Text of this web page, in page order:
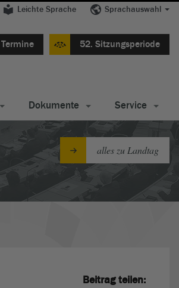
Leichte Sprache Sprachauswahl
Termine 52. Sitzungsperiode
Dokumente Service
alles zu Landtag
Beitrag teilen: